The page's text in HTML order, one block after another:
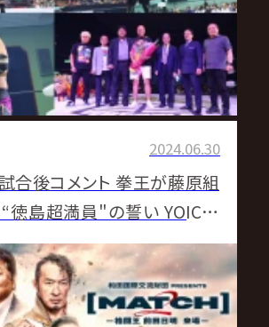
2024.06.30
合後コメント 拳王が藤原組
徳島超満員"の誓い YOICHI
宮一撃KO